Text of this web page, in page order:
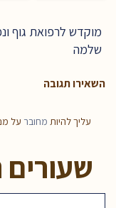
שלמה
השאירו תגובה
עליך להיות מחובר על